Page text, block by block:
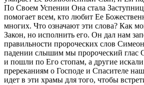
По Своем Успении Она стала
помогает всем, кто любит Ее
многих. Что означают эти слова? Как
Закон, но исполнить его. Он дал нам
правильности пророческих слов
падении слышим мы пророческий глас
и пошли по Его стопам, а другие
пререканиям о Господе и Спасителе
идет в эти храмы для того, чтобы